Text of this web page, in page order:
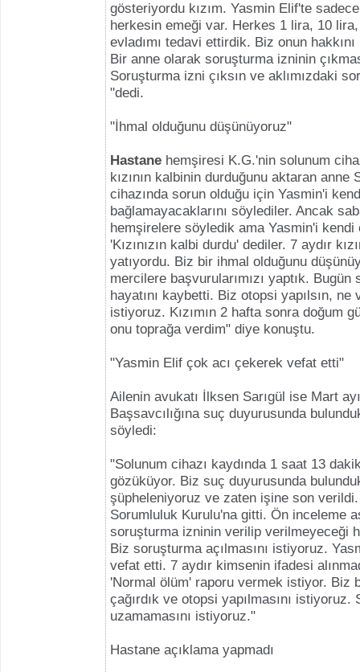
gösteriyordu kızım. Yasmin Elif'te
herkesin emeği var. Herkes 1 lira, 10
evladımı tedavi ettirdik. Biz onun
Bir anne olarak soruşturma izninin
Soruşturma izni çıksın ve aklımızdaki
"dedi.
"İhmal olduğunu düşünüyoruz"
Hastane hemşiresi K.G.'nin solunum
kızının kalbinin durduğunu aktaran anne
cihazında sorun olduğu için Yasmin'i
bağlamayacaklarını söylediler. Ancak
hemşirelere söyledik ama Yasmin'i kendi
'Kızınızın kalbi durdu' dediler. 7 aydır
yatıyordu. Biz bir ihmal olduğunu
mercilere başvurularımızı yaptık. Bugün
hayatını kaybetti. Biz otopsi yapılsın, ne
istiyoruz. Kızımın 2 hafta sonra doğum
onu toprağa verdim" diye konuştu.
"Yasmin Elif çok acı çekerek vefat etti"
Ailenin avukatı İlksen Sarıgül ise Mart
Başsavcılığına suç duyurusunda
söyledi:
"Solunum cihazı kaydında 1 saat 13
gözüküyor. Biz suç duyurusunda
şüpheleniyoruz ve zaten işine son
Sorumluluk Kurulu'na gitti. Ön inceleme
soruşturma izninin verilip verilmeyeceği
Biz soruşturma açılmasını istiyoruz.
vefat etti. 7 aydır kimsenin ifadesi
'Normal ölüm' raporu vermek istiyor. Biz
çağırdık ve otopsi yapılmasını
uzamamasını istiyoruz."
Hastane açıklama yapmadı